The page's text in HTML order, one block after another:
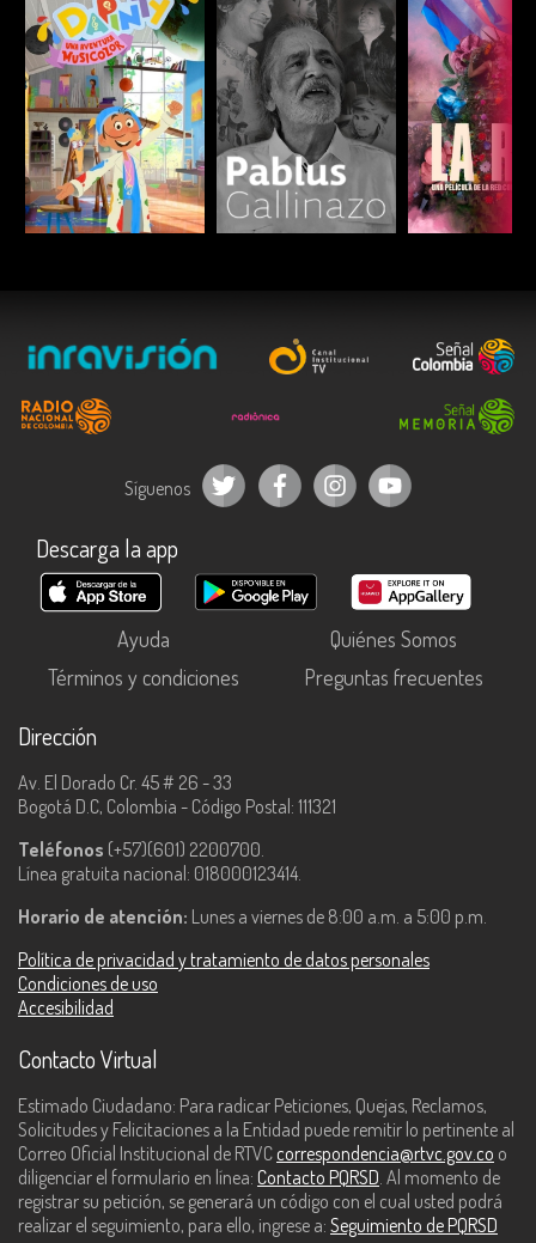
ESCUCHAR ESCUCHAR
Síguenos
Descarga la app
Ayuda
Quiénes Somos
Términos y condiciones
Preguntas frecuentes
Dirección
Av. El Dorado Cr. 45 # 26 - 33
Bogotá D.C, Colombia - Código Postal: 111321
Teléfonos (+57)(601) 2200700.
Línea gratuita nacional: 018000123414.
Horario de atención: Lunes a viernes de 8:00 a.m. a 5:00 p.m.
Política de privacidad y tratamiento de datos personales
Condiciones de uso
Accesibilidad
Contacto Virtual
Estimado Ciudadano: Para radicar Peticiones, Quejas, Reclamos,
Solicitudes y Felicitaciones a la Entidad puede remitir lo pertinente al
Correo Oficial Institucional de RTVC correspondencia@rtvc.gov.co o
diligenciar el formulario en línea: Contacto PQRSD. Al momento de
registrar su petición, se generará un código con el cual usted podrá
realizar el seguimiento, para ello, ingrese a: Seguimiento de PQRSD